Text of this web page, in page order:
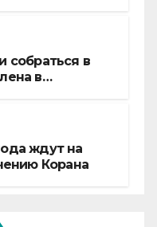
собраться в
в
ждут на
Корана